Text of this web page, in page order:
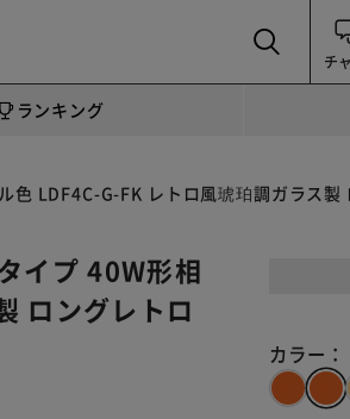
チ
ランキング
色 LDF4C-G-FK レトロ風琥珀調ガラス
イプ 40W形相
ロングレトロ
カラー：